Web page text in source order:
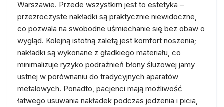
Warszawie. Przede wszystkim jest to estetyka –
przezroczyste nakładki są praktycznie niewidoczne,
co pozwala na swobodne uśmiechanie się bez obaw o
wygląd. Kolejną istotną zaletą jest komfort noszenia;
nakładki są wykonane z gładkiego materiału, co
minimalizuje ryzyko podrażnień błony śluzowej jamy
ustnej w porównaniu do tradycyjnych aparatów
metalowych. Ponadto, pacjenci mają możliwość
łatwego usuwania nakładek podczas jedzenia i picia,